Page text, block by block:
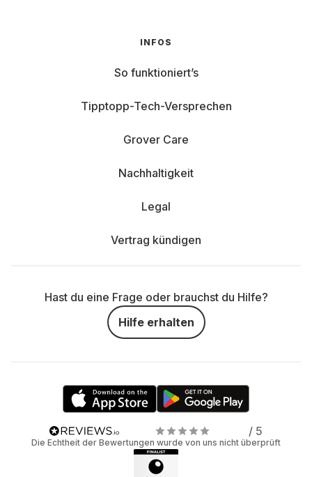
INFOS
So funktioniert’s
Tipptopp-Tech-Versprechen
Grover Care
Nachhaltigkeit
Legal
Vertrag kündigen
Hast du eine Frage oder brauchst du Hilfe?
Hilfe erhalten
/ 5
Die Echtheit der Bewertungen wurde von uns nicht überprüft